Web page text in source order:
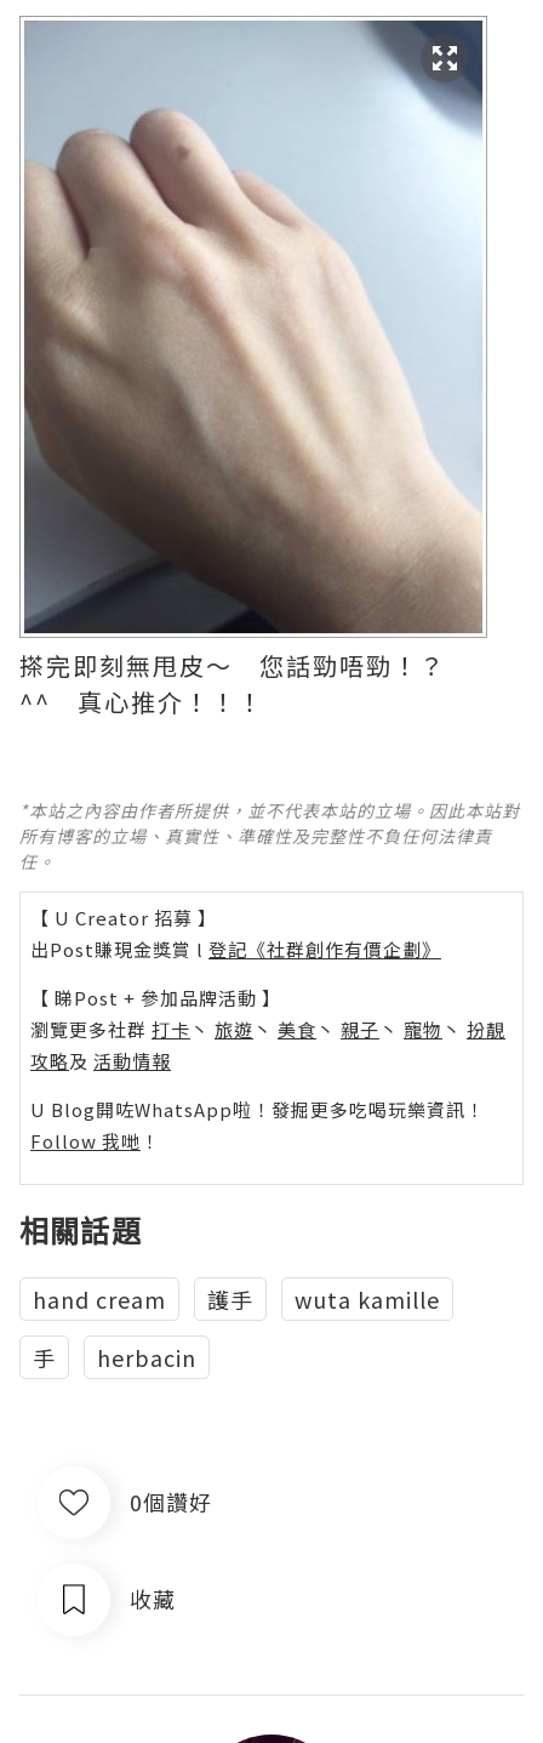
搽完即刻無甩皮～ 您話勁唔勁！？
^^ 真心推介！！！
*本站之內容由作者所提供，並不代表本站的立場。因此本站對
所有博客的立場、真實性、準確性及完整性不負任何法律責
任。
【 U Creator 招募 】
出Post賺現金獎賞 l 登記《社群創作有價企劃》
【 睇Post + 參加品牌活動 】
瀏覽更多社群 打卡 丶 旅遊 丶 美食 丶 親子 丶 寵物 丶 扮靚
攻略及 活動情報
U Blog開咗WhatsApp啦！發掘更多吃喝玩樂資訊！
Follow 我哋 ！
相關話題
hand cream 護手
wuta kamille
手
herbacin
0個讚好
收藏